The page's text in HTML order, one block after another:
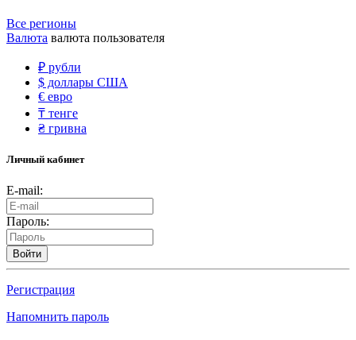
Все регионы
Валюта валюта пользователя
₽ рубли
$ доллары США
€ евро
₸ тенге
₴ гривна
Личный кабинет
E-mail:
Пароль:
Войти
Регистрация
Напомнить пароль